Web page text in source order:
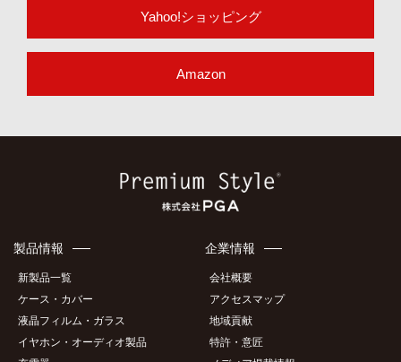
Yahoo!ショッピング
Amazon
製品情報
新製品一覧
ケース・カバー
液晶フィルム・ガラス
イヤホン・オーディオ製品
企業情報
会社概要
アクセスマップ
地域貢献
特許・意匠